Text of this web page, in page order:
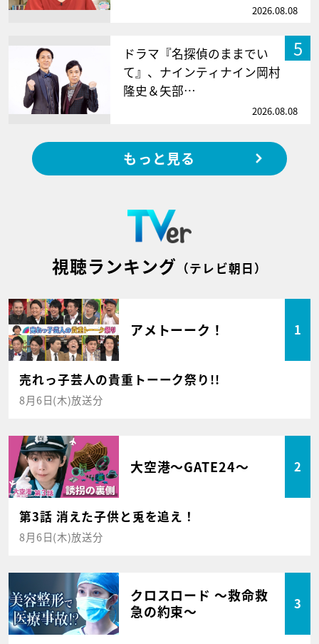
2026.08.08
5
ドラマ『名探偵のままでい
て』、ナインティナイン岡村
隆史＆矢部…
2026.08.08
もっと見る
視聴ランキング （テレビ朝日）
アメトーーク！ 1
売れっ子芸人の貴重トーーク祭り!!
8月6日(木)放送分
大空港～GATE24～ 2
第3話 消えた子供と兎を追え！
8月6日(木)放送分
クロスロード ～救命救
急の約束～
3